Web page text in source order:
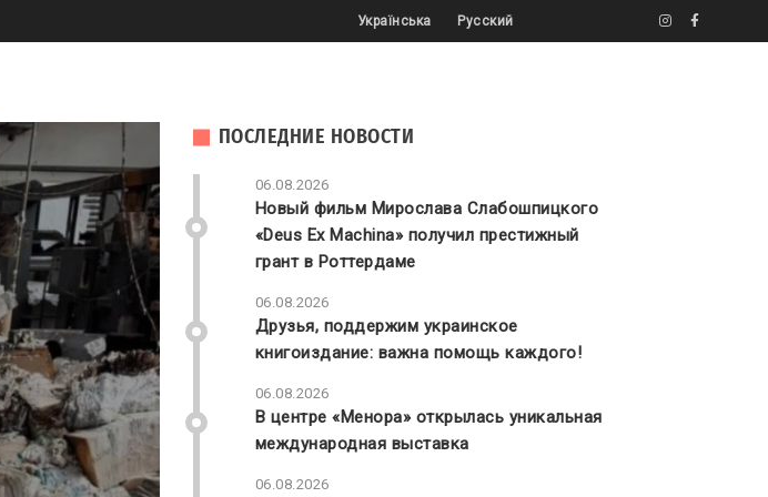
Українська Русский
ПОСЛЕДНИЕ НОВОСТИ
06.08.2026
Новый фильм Мирослава Слабошпицкого
«Deus Ex Machina» получил престижный
грант в Роттердаме
06.08.2026
Друзья, поддержим украинское
книгоиздание: важна помощь каждого!
06.08.2026
В центре «Менора» открылась уникальная
международная выставка
06.08.2026